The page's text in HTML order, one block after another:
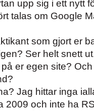
upp sig i ett nytt
talas om Google
som gjort er
Ser helt snett
er egen site?
Jag hittar inga
2009 och inte ha